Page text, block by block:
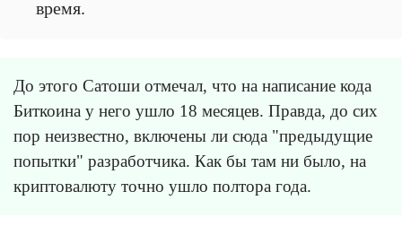
время.
До этого Сатоши отмечал, что на написание кода
Биткоина у него ушло 18 месяцев. Правда, до сих
пор неизвестно, включены ли сюда "предыдущие
попытки" разработчика. Как бы там ни было, на
криптовалюту точно ушло полтора года.